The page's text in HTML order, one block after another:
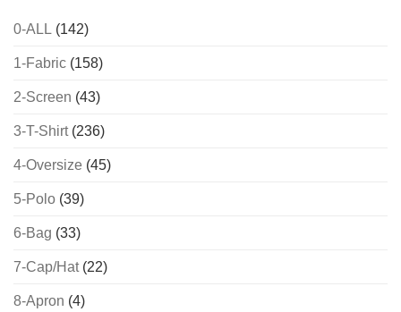
0-ALL (142)
1-Fabric (158)
2-Screen (43)
3-T-Shirt(236)
4-Oversize (45)
5-Polo (39)
6-Bag (33)
7-Cap/Hat(22)
8-Apron (4)